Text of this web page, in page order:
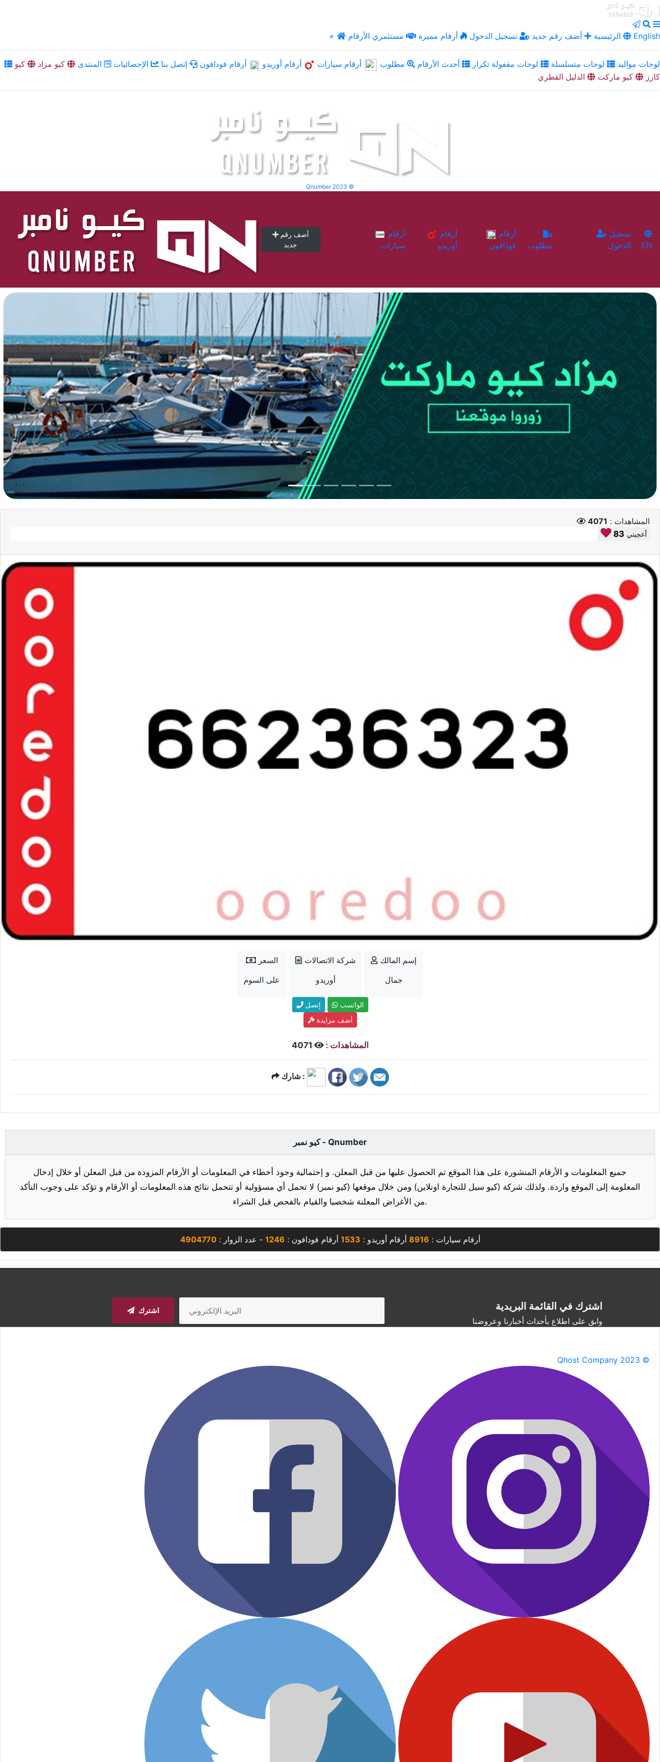
× الرئيسية أضف رقم جديد تسجيل الدخول أرقام مميزة مستثمري الأرقام English
لوحات مواليد لوحات متسلسلة لوحات مقفولة تكرار أحدث الأرقام مطلوب أرقام سيارات أرقام أوريدو أرقام فودافون إتصل بنا الإحصائيات المنتدى كيو مزاد
كيو
كارز
كيو ماركت الدليل القطري
Qnumber 2023 ©
أضف رقم
جديد
سيارات
أوريدو
فودافون
مطلوب
الدخول
EN
المشاهدات : 4071
83 أعجبني
السعر
على السوم
شركة الاتصالات
أوريدو
إسم المالك
جمال
إتصل
الواتسب
أضف مزايدة
المشاهدات :
شارك :
كيو نمبر - Qnumber
جميع المعلومات و الأرقام المنشورة على هذا الموقع تم الحصول عليها من قبل المعلن. و إحتمالية وجود أخطاء في المعلومات أو الأرقام المزودة من قبل المعلن أو خلال إدخال
المعلومة إلى الموقع واردة. ولذلك شركة (كيو سيل للتجارة اونلاين) ومن خلال موقعها (كيو نمبر) لا تحمل أي مسؤولية أو تتحمل نتائج هذه المعلومات أو الأرقام و تؤكد على وجوب التأكد
من الأغراض المعلنة شخصيا والقيام بالفحص قبل الشراء.
أرقام سيارات : 8916 أرقام أوريدو : 1533 أرقام فودافون : 1246 - عدد الزوار :4904770
اشترك في القائمة البريدية
وابق على اطلاع بأحداث أخبارنا وعروضنا
اشترك
Qhost Company 2023 ©